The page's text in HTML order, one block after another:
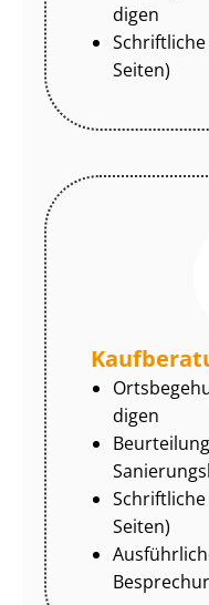
di­gen
Seiten)
di­gen
Seiten)